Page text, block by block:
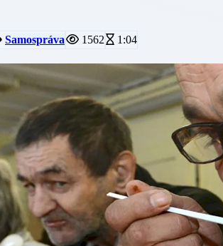
Samospráva 1562 1:04